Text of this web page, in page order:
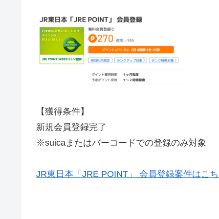
【獲得条件】
新規会員登録完了
※suicaまたはバーコードでの登録のみ対象
JR東日本「JRE POINT」 会員登録案件はこ